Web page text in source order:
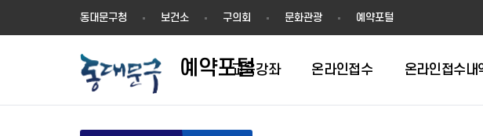
동대문구청 보건소 구의회 문화관광 예약포털
예약포털교육강좌 온라인접수 온라인접수내